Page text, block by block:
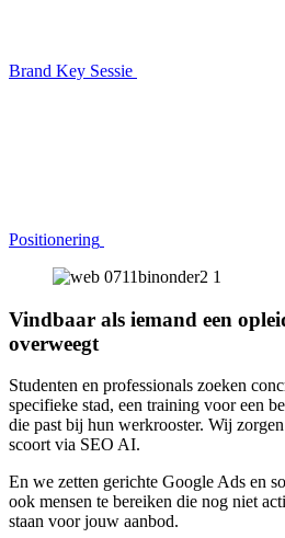
Brand Key Sessie
Positionering
Vindbaar als iemand een
overweegt
Studenten en professionals zoeken
specifieke stad, een training voor een
die past bij hun werkrooster. Wij
scoort via SEO AI.
En we zetten gerichte Google Ads en
ook mensen te bereiken die nog niet
staan voor jouw aanbod.